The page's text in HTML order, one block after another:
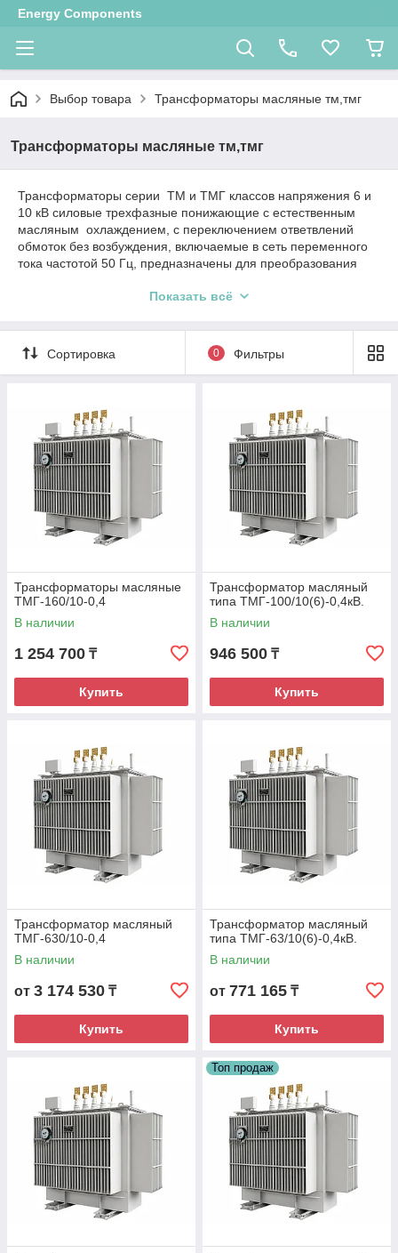
Energy Components
Выбор товара Трансформаторы масляные тм,тмг
Трансформаторы масляные тм,тмг
Трансформаторы серии ТМ и ТМГ классов напряжения 6 и
10 кВ силовые трехфазные понижающие с естественным
масляным охлаждением, с переключением ответвлений
обмоток без возбуждения, включаемые в сеть переменного
тока частотой 50 Гц, предназначены для преобразования
электроэнергии.Трансформаторы предназначены для
пыли окружающей среде;
- высоте установки над уровнем моря не более 1000 м.
условиях тряски, вибрации, ударов, в химически активной
среде.
Режим работы - длительный. Температура окружающего
воздуха для трансформаторов, предназначенных для
работы в условиях умеренного климата (исполнение У) - от
минус 45 С до плюс 40 С.
Показать всё
Сортировка 0 Фильтры
Трансформаторы масляные
ТМГ-160/10-0,4
В наличии
1 254 700 ₸
Купить
Трансформатор масляный
типа ТМГ-100/10(6)-0,4кВ.
В наличии
946 500 ₸
Купить
Трансформатор масляный
ТМГ-630/10-0,4
В наличии
от 3 174 530 ₸
Купить
Трансформатор масляный
типа ТМГ-63/10(6)-0,4кВ.
В наличии
от 771 165 ₸
Купить
Топ продаж